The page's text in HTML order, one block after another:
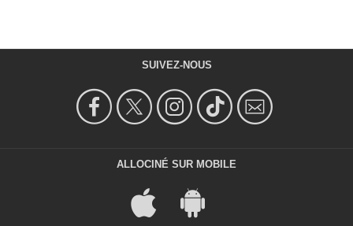
SUIVEZ-NOUS
ALLOCINÉ SUR MOBILE